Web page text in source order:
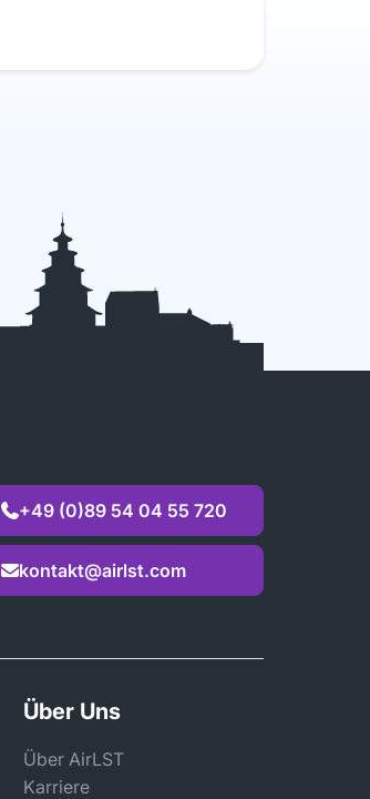
+49 (0)89 54 04 55 720
kontakt@airlst.com
Über Uns
Über AirLST
Karriere